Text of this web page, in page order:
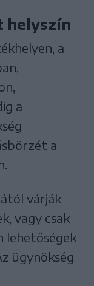
helyszín
a
a
a
várják
vagy csak
lehetőségek
ügynökség